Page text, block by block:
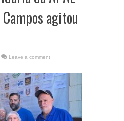
agitou
Leave a comment